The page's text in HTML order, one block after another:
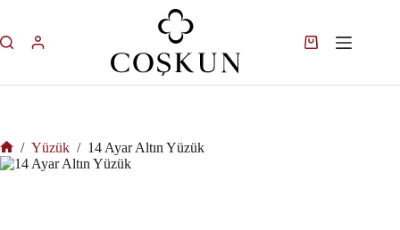
/ Yüzük / 14 Ayar Altın Yüzük